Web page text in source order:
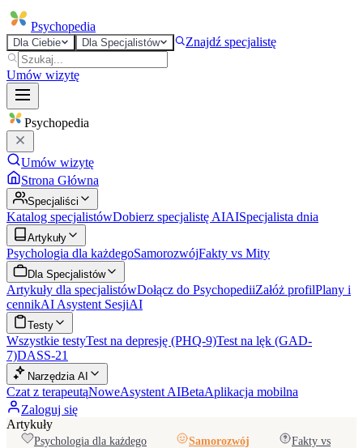
Psychopedia
Dla Ciebie Dla Specjalistów Znajdź specjalistę
Umów wizytę
Psychopedia
Umów wizytę
Strona Główna
Specjaliści
Katalog specjalistówDobierz specjalistę AIAISpecjalista dnia
Artykuły
Psychologia dla każdegoSamorozwójFakty vs Mity
Dla Specjalistów
Artykuły dla specjalistówDołącz do PsychopediiZałóż profilPlany i
cennikAI Asystent SesjiAI
Testy
Wszystkie testyTest na depresję (PHQ-9)Test na lęk (GAD-
7)DASS-21
Narzędzia AI
Czat z terapeutąNoweAsystent AIBetaAplikacja mobilna
Zaloguj się
Artykuły
Psychologia dla każdego Samorozwój
Fakty vs